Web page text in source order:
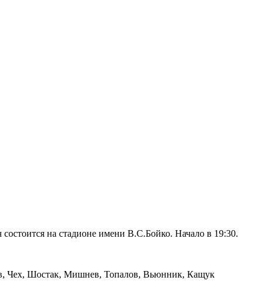
на стадионе имени В.С.Бойко. Начало в 19:30.
Чех, Шостак, Мишнев, Топалов, Вьюнник, Кащук